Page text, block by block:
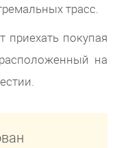
трасс.
приехать покупая
на